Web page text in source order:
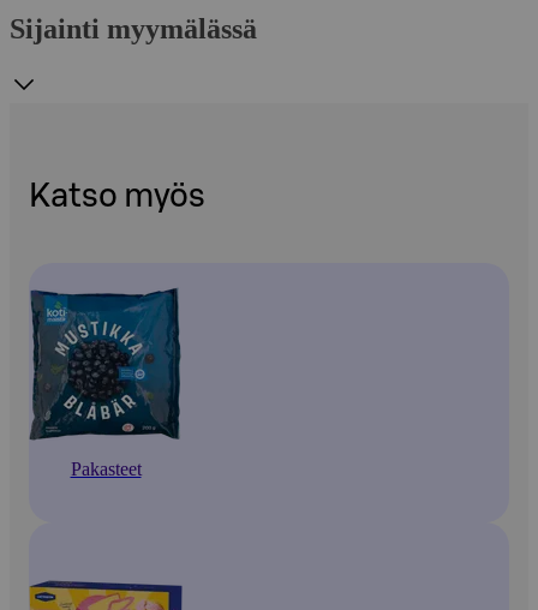
Sijainti myymälässä
Katso myös
Pakasteet